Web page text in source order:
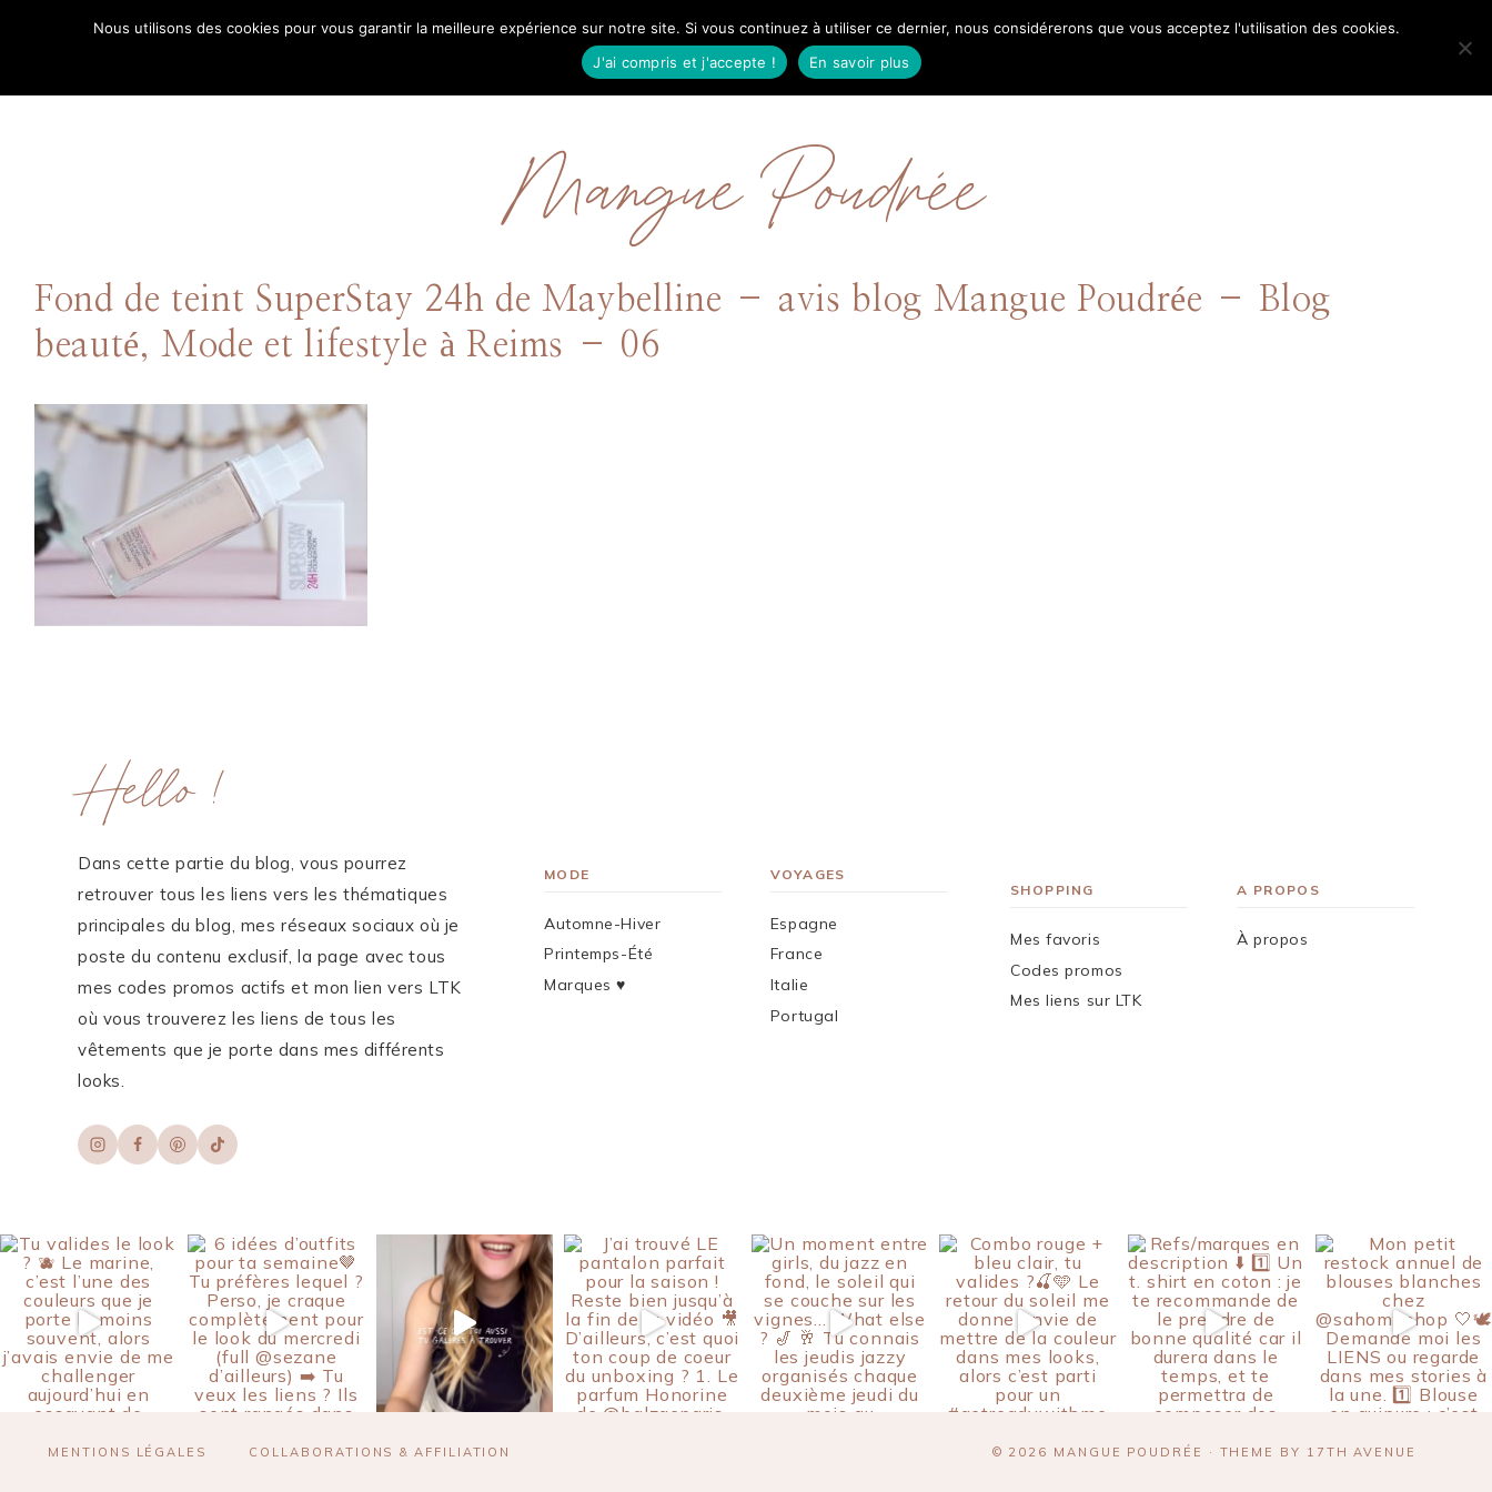
MODE VOYAGES
Mangue Poudrée
Comment puis-je
vous aider ?
ME CONTACTER
Instagram
PinterestTikTokLinkedIn
Fond de teint SuperStay 24h de Maybelline – avis blog Mangue Poudrée – Blog
beauté, Mode et lifestyle à Reims – 06
Hello !
Dans cette partie du blog, vous pourrez
retrouver tous les liens vers les thématiques
principales du blog, mes réseaux sociaux où je
poste du contenu exclusif, la page avec tous
mes codes promos actifs et mon lien vers LTK
où vous trouverez les liens de tous les
vêtements que je porte dans mes différents
looks.
MODE
Automne-Hiver
Printemps-Été
Marques ♥︎
VOYAGES
Espagne
France
Italie
Portugal
SHOPPING
Mes favoris
Codes promos
Mes liens sur LTK
A PROPOS
À propos
MENTIONS LÉGALES COLLABORATIONS & AFFILIATION © 2026 MANGUE POUDRÉE · THEME BY 17TH AVENUE
Nous utilisons des cookies pour vous garantir la meilleure expérience sur notre site. Si vous continuez à utiliser ce dernier, nous considérerons que vous acceptez l'utilisation des cookies.
J'ai compris et j'accepte !
En savoir plus